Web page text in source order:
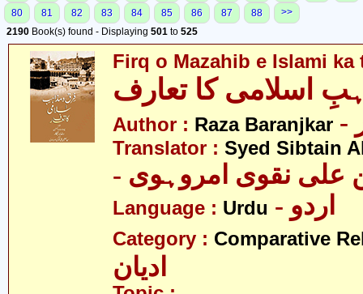
80
81 82 83 84 85 86 87 88
>>
2190 Book(s) found - Displaying 501 to 525
Firq o Mazahib e Islami ka
اسلامی کا تعارف
Author : Raza Baranjkar
Translator : Syed Sibtain
علی نقوی امروہوی
Language : Urdu - اردو
Category : Comparative
ادیان